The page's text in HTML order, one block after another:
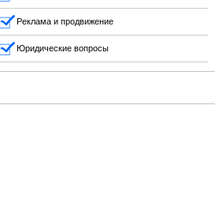
Реклама и продвижение
Юридические вопросы